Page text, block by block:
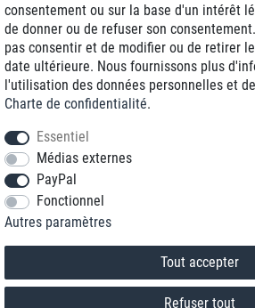
Reconditionnée
+33 1 70 99
* Vous pouvez nous joindre aux tarifs locaux du lundi
consentement ou sur la base d'un intérêt
de donner ou de refuser son
pas consentir et de modifier ou de retirer
date ultérieure. Nous fournissons plus
l'utilisation des données personnelles et
Charte de confidentialité.
Essentiel
Médias externes
PayPal
Fonctionnel
Autres paramètres
Tout accepter
Refuser tout